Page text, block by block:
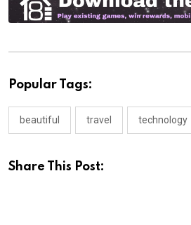
Popular Tags:
beautiful travel technology
Share This Post: